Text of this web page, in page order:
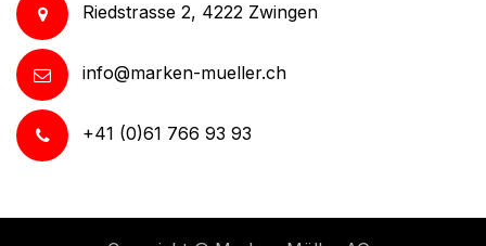
Riedstrasse 2, 4222 Zwingen
info@marken-mueller.ch
+41 (0)61 766 93 93